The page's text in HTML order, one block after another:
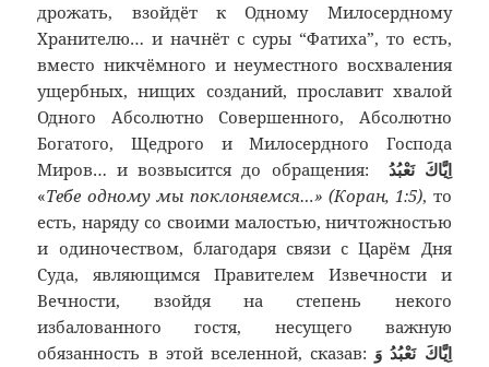
дрожать, взойдёт к Одному Милосердному
Хранителю… и начнёт с суры “Фатиха”, то есть,
вместо никчёмного и неуместного восхваления
ущербных, нищих созданий, прославит хвалой
Одного Абсолютно Совершенного, Абсолютно
Богатого, Щедрого и Милосердного Господа
Миров… и возвысится до обращения:
اِيَّاكَ نَعْبُدُ
«Тебе одному мы поклоняемся…» (Коран, 1:5), то
есть, наряду со своими малостью, ничтожностью
и одиночеством, благодаря связи с Царём Дня
Суда, являющимся Правителем Извечности и
Вечности, взойдя на степень некого
избалованного гостя, несущего важную
обязанность в этой вселенной, сказав: